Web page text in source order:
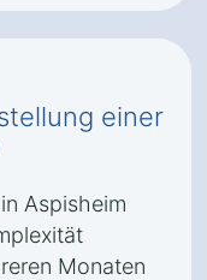
einer
Aspisheim
Monaten